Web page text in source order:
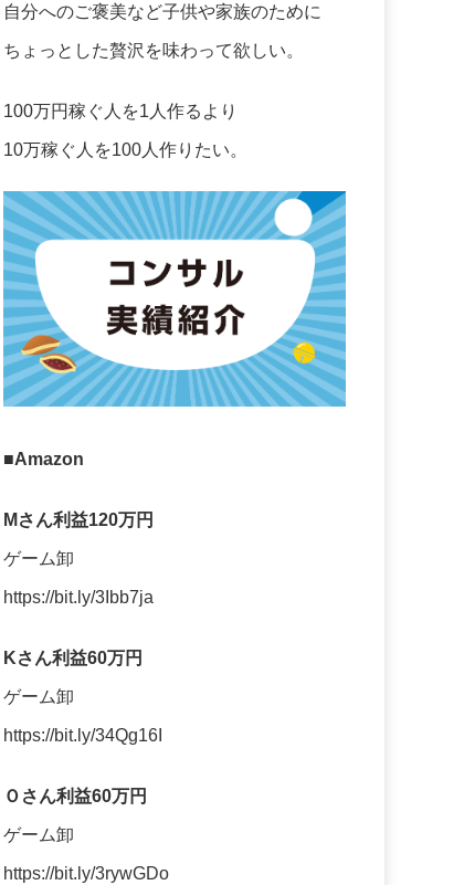
自分へのご褒美など子供や家族のために
ちょっとした贅沢を味わって欲しい。
100万円稼ぐ人を1人作るより
10万稼ぐ人を100人作りたい。
■Amazon
Mさん利益120万円
ゲーム卸
https://bit.ly/3Ibb7ja
Kさん利益60万円
ゲーム卸
https://bit.ly/34Qg16I
Ｏさん利益60万円
ゲーム卸
https://bit.ly/3rywGDo